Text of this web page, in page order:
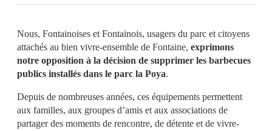
Nous, Fontainoises et Fontainois, usagers du parc et citoyens
attachés au bien vivre-ensemble de Fontaine, exprimons
notre opposition à la décision de supprimer les barbecues
publics installés dans le parc la Poya.
Depuis de nombreuses années, ces équipements permettent
aux familles, aux groupes d’amis et aux associations de
partager des moments de rencontre, de détente et de vivre-